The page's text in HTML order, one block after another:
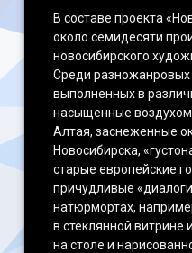
В составе проекта
около семидесяти
новосибирского
Среди разножанровых
выполненных в
насыщенные
Алтая, заснеженные
Новосибирска,
старые европейские
причудливые
натюрмортах,
в стеклянной
на столе и